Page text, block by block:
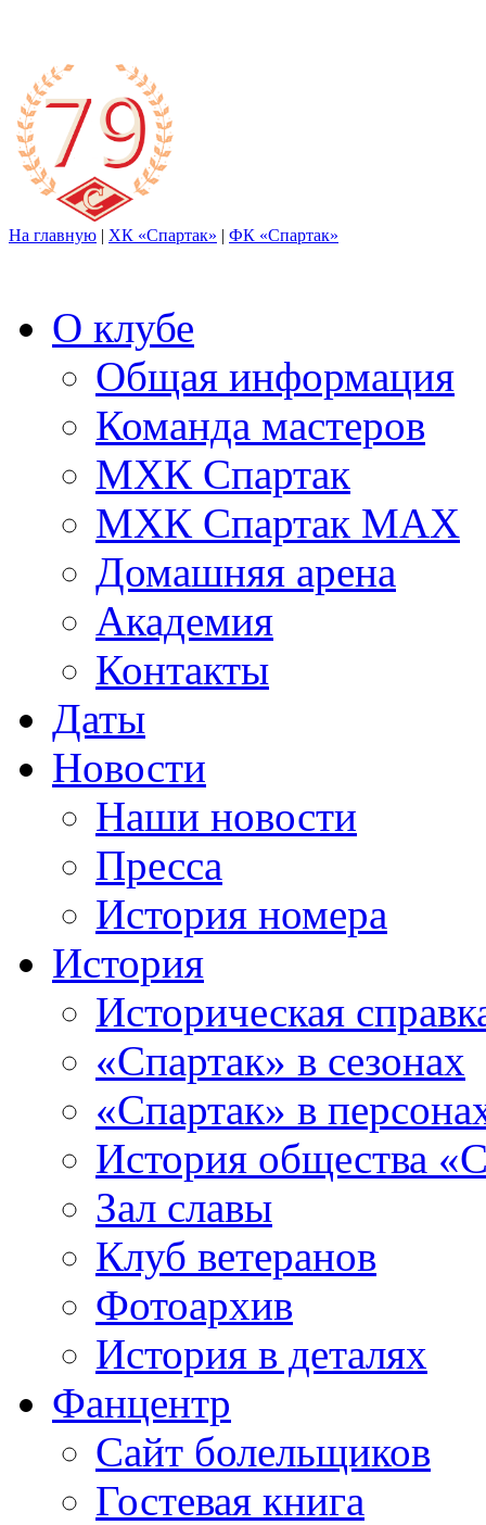
На главную | ХК «Спартак» | ФК «Спартак»
О клубе
Общая информация
Команда мастеров
МХК Спартак
МХК Спартак МАХ
Домашняя арена
Академия
Контакты
Даты
Новости
Наши новости
Пресса
История номера
История
Историческая
«Спартак» в сезонах
«Спартак» в
История общества
Зал славы
Клуб ветеранов
Фотоархив
История в деталях
Фанцентр
Сайт болельщиков
Гостевая книга